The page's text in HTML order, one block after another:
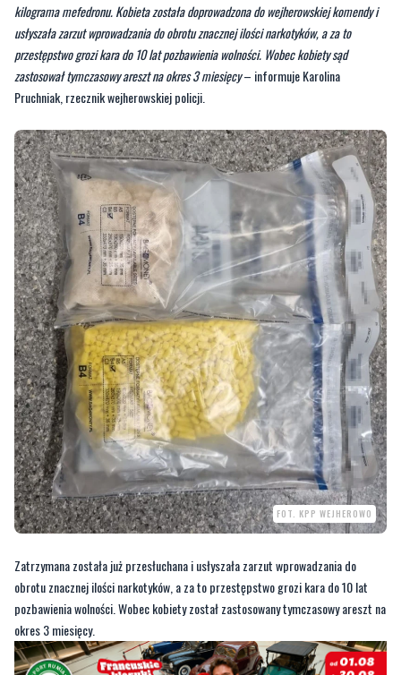
kilograma mefedronu. Kobieta została doprowadzona do wejherowskiej komendy i
usłyszała zarzut wprowadzania do obrotu znacznej ilości narkotyków, a za to
przestępstwo grozi kara do 10 lat pozbawienia wolności. Wobec kobiety sąd
zastosował tymczasowy areszt na okres 3 miesięcy– informuje Karolina
Pruchniak, rzecznik wejherowskiej policji.
FOT. KPP WEJHEROWO
Zatrzymana została już przesłuchana i usłyszała zarzut wprowadzania do
obrotu znacznej ilości narkotyków, a za to przestępstwo grozi kara do 10 lat
pozbawienia wolności. Wobec kobiety został zastosowany tymczasowy areszt na
okres 3 miesięcy.